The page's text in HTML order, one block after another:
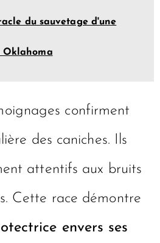
du sauvetage d'une
Oklahoma
confirment
des caniches. Ils
attentifs aux bruits
Cette race démontre
envers ses